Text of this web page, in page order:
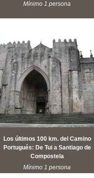
Mínimo 1 persona
Los últimos 100 km. del Camino
Portugués: De Tui a Santiago de
Compostela
Mínimo 1 persona